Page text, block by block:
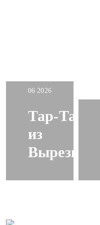
06 2026
Тар-Тар
из
Вырезки